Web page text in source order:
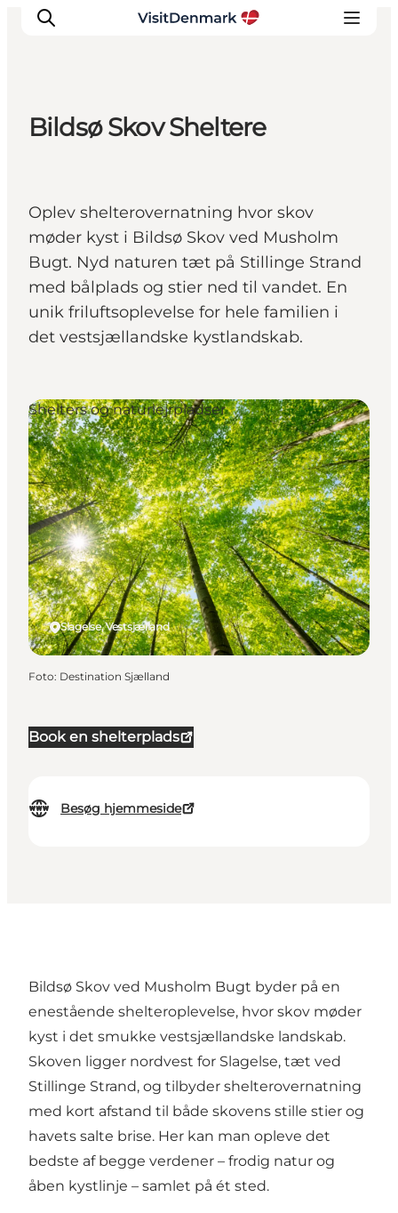
Oplevelser
Overnatning
Planlæg ferien
Bildsø Skov Sheltere
Oplev shelterovernatning hvor skov
møder kyst i Bildsø Skov ved Musholm
Bugt. Nyd naturen tæt på Stillinge Strand
med bålplads og stier ned til vandet. En
unik friluftsoplevelse for hele familien i
det vestsjællandske kystlandskab.
Book en shelterplads
Besøg hjemmeside
Slagelse, Vestsjælland
Shelters og naturlejrpladser
Foto: Destination Sjælland
Bildsø Skov ved Musholm Bugt byder på en
enestående shelteroplevelse, hvor skov møder
kyst i det smukke vestsjællandske landskab.
Skoven ligger nordvest for Slagelse, tæt ved
Stillinge Strand, og tilbyder shelterovernatning
med kort afstand til både skovens stille stier og
havets salte brise. Her kan man opleve det
bedste af begge verdener – frodig natur og
åben kystlinje – samlet på ét sted.